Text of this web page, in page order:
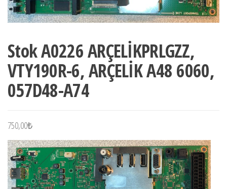
Stok A0226 ARÇELİKPRLGZZ,
VTY190R-6, ARÇELİK A48 6060,
057D48-A74
750,00₺